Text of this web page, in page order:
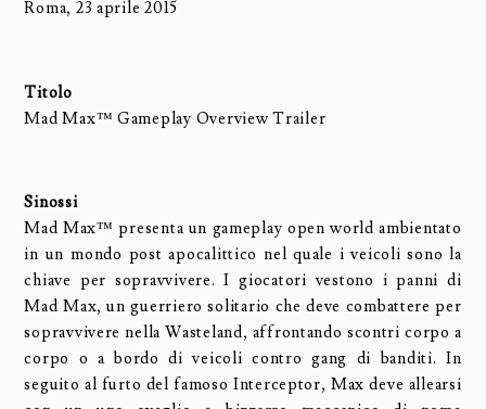
Roma, 23 aprile 2015
Titolo
Mad Max™ Gameplay Overview Trailer
Sinossi
Mad Max™ presenta un gameplay open world ambientato
in un mondo post apocalittico nel quale i veicoli sono la
chiave per sopravvivere. I giocatori vestono i panni di
Mad Max, un guerriero solitario che deve combattere per
sopravvivere nella Wasteland, affrontando scontri corpo a
corpo o a bordo di veicoli contro gang di banditi. In
seguito al furto del famoso Interceptor, Max deve allearsi